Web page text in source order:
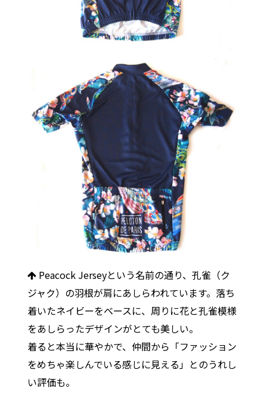
Peacock Jerseyという名前の通り、孔雀（ク
ジャク）の羽根が肩にあしらわれています。落ち
着いたネイビーをベースに、周りに花と孔雀模様
をあしらったデザインがとても美しい。
着ると本当に華やかで、仲間から「ファッション
をめちゃ楽しんでいる感じに見える」とのうれし
い評価も。